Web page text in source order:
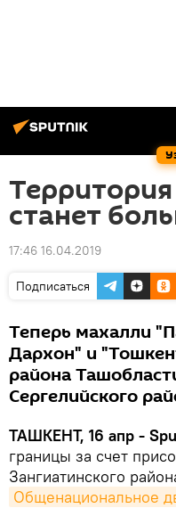
станет
17:46 16.04.2019
Подписаться
Теперь махалли
Дархон" и
района
Сергелийского
ТАШКЕНТ, 16 апр -
границы за счет
Зангиатинского
Общенациональное